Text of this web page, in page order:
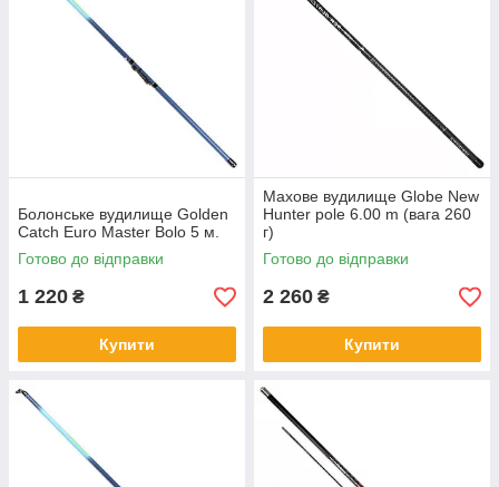
Болонське вудилище Golden
Catch Euro Master Bolo 5 м.
Готово до відправки
1 220 ₴
Купити
Махове вудилище Globe New
Hunter pole 6.00 m (вага 260
г)
Готово до відправки
2 260 ₴
Купити